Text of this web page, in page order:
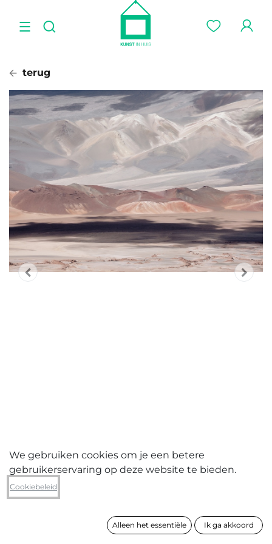
terug
Maroesjka Lavigne
We gebruiken cookies om je een betere
gebruikerservaring op deze website te bieden.
Cookiebeleid
Alleen het essentiële Ik ga akkoord